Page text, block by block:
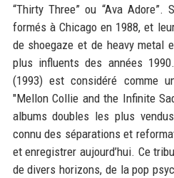
“Thirty Three” ou “Ava Adore”.
formés à Chicago en 1988, et
de shoegaze et de heavy metal
plus influents des années
(1993) est considéré comme
"Mellon Collie and the Infinite
albums doubles les plus
connu des séparations et
et enregistrer aujourd’hui. Ce
de divers horizons, de la pop